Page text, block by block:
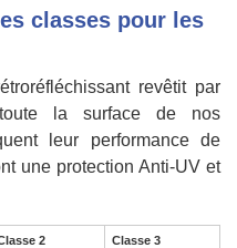
classes pour les
revêtit par
la surface de nos
leur performance de
une protection Anti-UV et
2 Classe 3